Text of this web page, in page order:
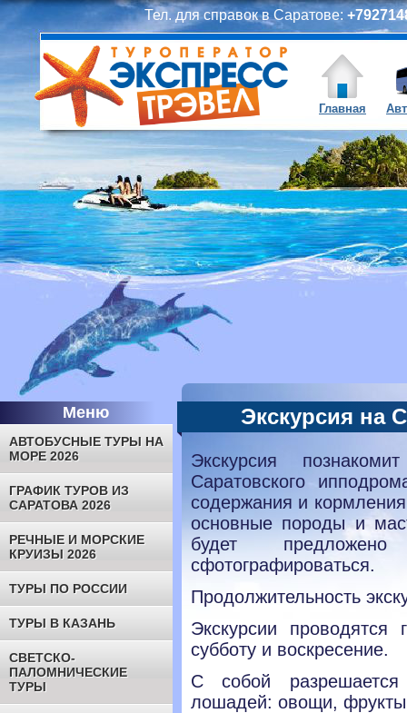
Тел. для справок в Саратове:
Главная
Меню
АВТОБУСНЫЕ ТУРЫ НА
МОРЕ 2026
ГРАФИК ТУРОВ ИЗ
САРАТОВА 2026
РЕЧНЫЕ И МОРСКИЕ
КРУИЗЫ 2026
ТУРЫ ПО РОССИИ
ТУРЫ В КАЗАНЬ
СВЕТСКО-
ПАЛОМНИЧЕСКИЕ
ТУРЫ
Экскурсия на
Экскурсия
Саратовского
содержания и
основные породы и
будет
сфотографироваться.
Продолжительность
Экскурсии
субботу и воскресение.
С собой
лошадей: овощи,